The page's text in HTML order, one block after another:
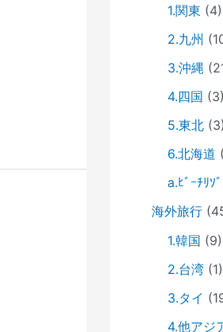
1.関東 (4)
2.九州
3.沖縄
4.四国 (3)
5.東北 (3)
6.北海道
a.ﾋﾞｰﾁﾘｿ
海外旅行
1.韓国 (9)
2.台湾 (1)
3.タイ
4.他アジ